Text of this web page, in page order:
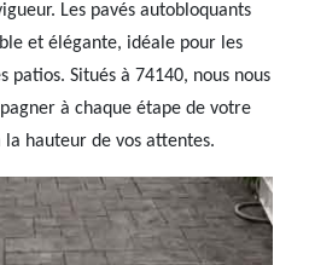
Les pavés autobloquants
et élégante, idéale pour les
patios. Situés à 74140, nous nous
à chaque étape de votre
hauteur de vos attentes.